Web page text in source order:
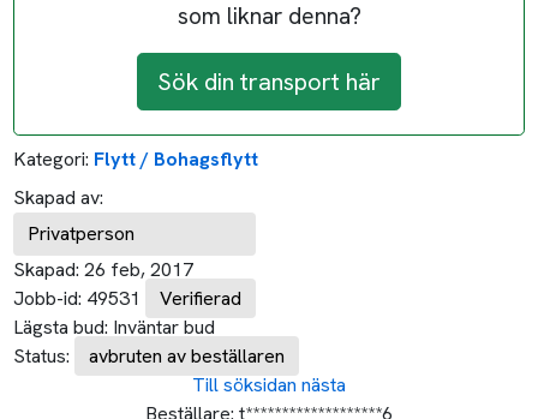
som liknar denna?
Sök din transport här
Kategori: Flytt / Bohagsflytt
Skapad av:
Privatperson
Skapad: 26 feb, 2017
Jobb-id: 49531
Verifierad
Lägsta bud: Inväntar bud
Status:
avbruten av beställaren
Till söksidan nästa
Beställare: t*******************6